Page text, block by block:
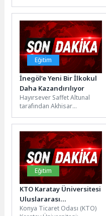
düzenlenen yıl sonu
sergisinde sanatseverlerle
buluştu. El...
Eğitim
İnegöl’e Yeni Bir İlkokul
Daha Kazandırılıyor
Hayırsever Saffet Altunal
tarafından Akhisar
Belediyesi tarafından tahsis
edilen 7 bin metrekarelik
arsa...
Eğitim
KTO Karatay Üniversitesi
Uluslararası
Sıralamalarda
Konya Ticaret Odası (KTO)